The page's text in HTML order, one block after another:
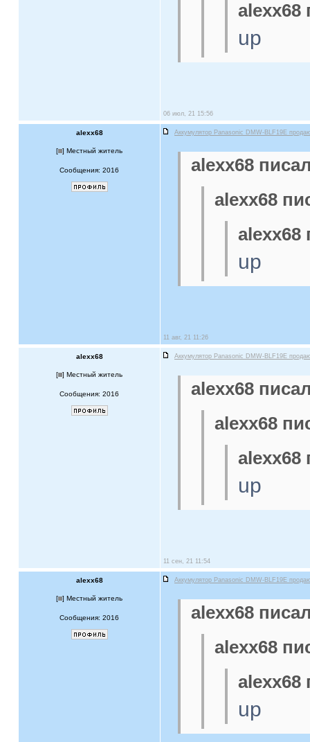
alexx68
up
06 июл, 21 15:56
alexx68 Аккумулятор Panasonic DMW-BLF19E
[ ] Местный житель
Сообщения: 2016
alexx68
alexx68
alexx68
up
11 авг, 21 11:26
alexx68 Аккумулятор Panasonic DMW-BLF19E
[ ] Местный житель
Сообщения: 2016
alexx68
alexx68
alexx68
up
11 сен, 21 11:54
alexx68 Аккумулятор Panasonic DMW-BLF19E
[ ] Местный житель
Сообщения: 2016
alexx68
alexx68
alexx68
up